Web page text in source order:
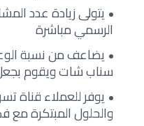
يتولى زيادة عدد
الرسمي مباشرة
يضاعف من نسبة
سناب شات ويقوم
يوفر للعملاء قناة
والحلول المبتكرة